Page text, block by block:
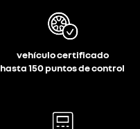
vehículo certificado
hasta 150 puntos de control